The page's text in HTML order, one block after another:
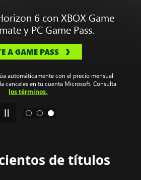
empiezan desde
$169/mes
A GAME PASS
características y la disponibilidad de los
y según la región, el plan de XBOX Game
a menos que la canceles en tu cuenta
Consulta
los términos.
de títulos